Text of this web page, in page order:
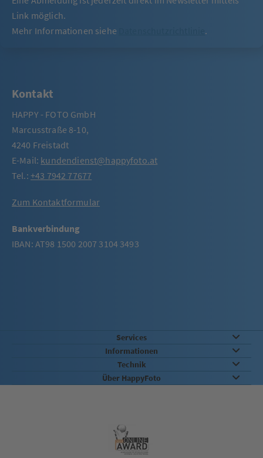
Link möglich.
Mehr Informationen siehe
.
Kontakt
HAPPY - FOTO GmbH
Marcusstraße 8-10,
4240 Freistadt
E-Mail: kundendienst@happyfoto.at
Tel.: +43 7942 77677
Zum Kontaktformular
Bankverbindung
IBAN: AT98 1500 2007 3104 3493
Services
Informationen
Technik
Über HappyFoto